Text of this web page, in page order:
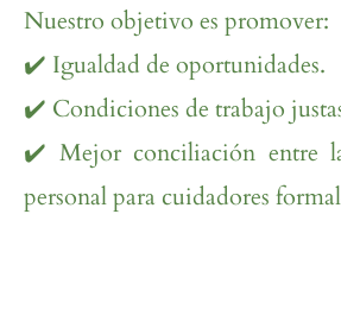
Nuestro objetivo es promover:
✔️ Igualdad de oportunidades.
✔️ Condiciones de trabajo
✔️ Mejor conciliación entre
personal para cuidadores